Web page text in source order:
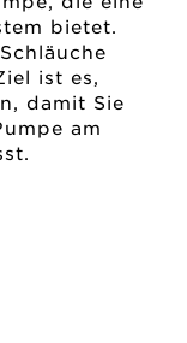
bietet.
ist es,
damit Sie
am